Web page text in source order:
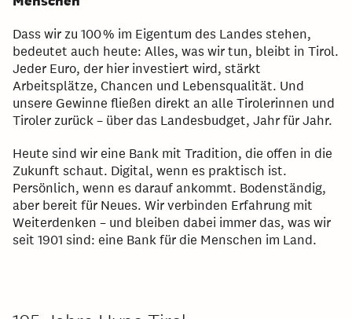
Dass wir zu 100 % im Eigentum des Landes stehen,
bedeutet auch heute: Alles, was wir tun, bleibt in Tirol.
Jeder Euro, der hier investiert wird, stärkt
Arbeitsplätze, Chancen und Lebensqualität. Und
unsere Gewinne fließen direkt an alle Tirolerinnen und
Tiroler zurück – über das Landesbudget, Jahr für Jahr.
Heute sind wir eine Bank mit Tradition, die offen in die
Zukunft schaut. Digital, wenn es praktisch ist.
Persönlich, wenn es darauf ankommt. Bodenständig,
aber bereit für Neues. Wir verbinden Erfahrung mit
Weiterdenken – und bleiben dabei immer das, was wir
seit 1901 sind: eine Bank für die Menschen im Land.